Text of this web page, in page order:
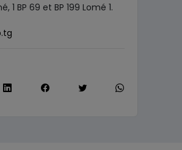
1 BP 69 et BP 199 Lomé 1.